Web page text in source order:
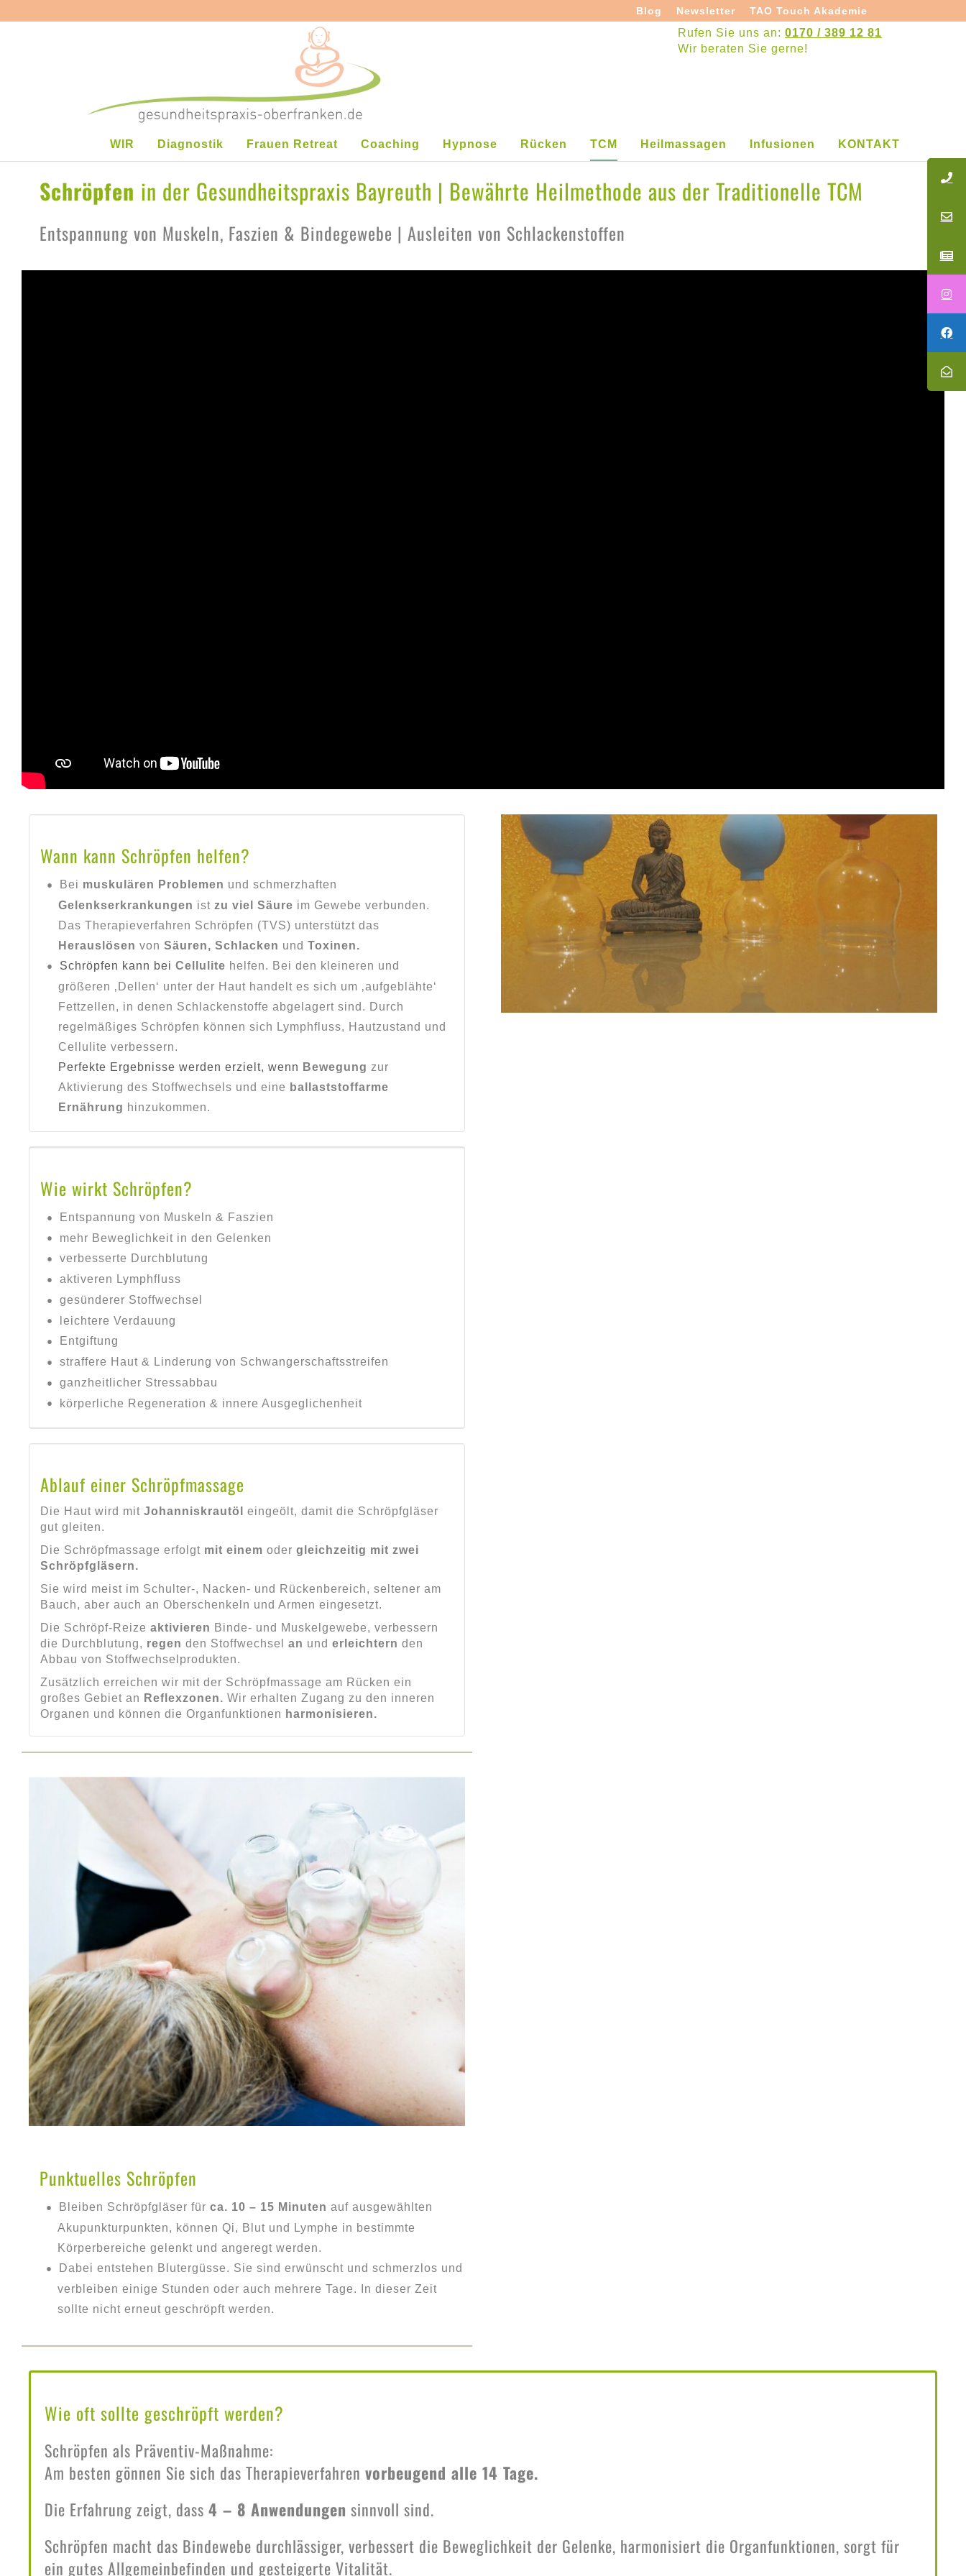
Blog Newsletter TAO Touch Akademie
Rufen Sie uns an: 0170 / 389 12 81
Wir beraten Sie gerne!
WIR Diagnostik Frauen Retreat Coaching Hypnose Rücken TCM Heilmassagen Infusionen KONTAKT
Schröpfen in der Gesundheitspraxis Bayreuth | Bewährte Heilmethode aus der Traditionelle TCM
Entspannung von Muskeln, Faszien & Bindegewebe | Ausleiten von Schlackenstoffen
Wann kann Schröpfen helfen?
Bei muskulären Problemen und schmerzhaften
Gelenkserkrankungen ist zu viel Säure im Gewebe verbunden.
Das Therapieverfahren Schröpfen (TVS) unterstützt das
Herauslösen von Säuren, Schlacken und Toxinen.
Schröpfen kann bei Cellulite helfen. Bei den kleineren und
größeren ‚Dellen‘ unter der Haut handelt es sich um ‚aufgeblähte‘
Fettzellen, in denen Schlackenstoffe abgelagert sind. Durch
regelmäßiges Schröpfen können sich Lymphfluss, Hautzustand und
Cellulite verbessern.
Perfekte Ergebnisse werden erzielt, wenn Bewegung zur
Aktivierung des Stoffwechsels und eine ballaststoffarme
Ernährung hinzukommen.
Wie wirkt Schröpfen?
Entspannung von Muskeln & Faszien
mehr Beweglichkeit in den Gelenken
verbesserte Durchblutung
aktiveren Lymphfluss
gesünderer Stoffwechsel
leichtere Verdauung
Entgiftung
straffere Haut & Linderung von Schwangerschaftsstreifen
ganzheitlicher Stressabbau
körperliche Regeneration & innere Ausgeglichenheit
Ablauf einer Schröpfmassage
Die Haut wird mit Johanniskrautöl
eingeölt, damit die Schröpfgläser
gut gleiten.
Die Schröpfmassage erfolgt mit einem oder gleichzeitig mit zwei
Schröpfgläsern.
Sie wird meist im Schulter-, Nacken- und Rückenbereich, seltener am
Bauch, aber auch an Oberschenkeln und Armen eingesetzt.
Die Schröpf-Reize aktivieren Binde- und Muskelgewebe, verbessern
die Durchblutung, regen den Stoffwechsel an und erleichtern den
Abbau von Stoffwechselprodukten.
Zusätzlich erreichen wir mit der Schröpfmassage am Rücken ein
großes Gebiet an Reflexzonen. Wir erhalten Zugang zu den inneren
Organen und können die Organfunktionen harmonisieren.
Punktuelles Schröpfen
Bleiben Schröpfgläser für ca. 10 – 15 Minuten auf ausgewählten
Akupunkturpunkten, können Qi, Blut und Lymphe in bestimmte
Körperbereiche gelenkt und angeregt werden.
Dabei entstehen Blutergüsse. Sie sind erwünscht und schmerzlos und
verbleiben einige Stunden oder auch mehrere Tage. In dieser Zeit
sollte nicht erneut geschröpft werden.
Wie oft sollte geschröpft werden?
Schröpfen als Präventiv-Maßnahme:
Am besten gönnen Sie sich das Therapieverfahren vorbeugend alle 14 Tage.
Die Erfahrung zeigt, dass 4 – 8 Anwendungen sinnvoll sind.
Schröpfen macht das Bindewebe durchlässiger, verbessert die Beweglichkeit der Gelenke, harmonisiert die Organfunktionen, sorgt für
ein gutes Allgemeinbefinden und gesteigerte Vitalität.